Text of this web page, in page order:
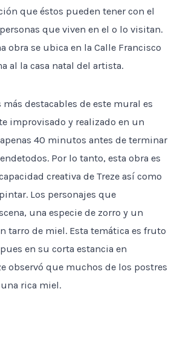
que éstos pueden tener con el
que viven en el o lo visitan.
obra se ubica en la Calle Francisco
al la casa natal del artista.
destacables de este mural es
improvisado y realizado en un
40 minutos antes de terminar
Por lo tanto, esta obra es
creativa de Treze así como
Los personajes que
una especie de zorro y un
tarro de miel. Esta temática es fruto
en su corta estancia en
observó que muchos de los postres
rica miel.